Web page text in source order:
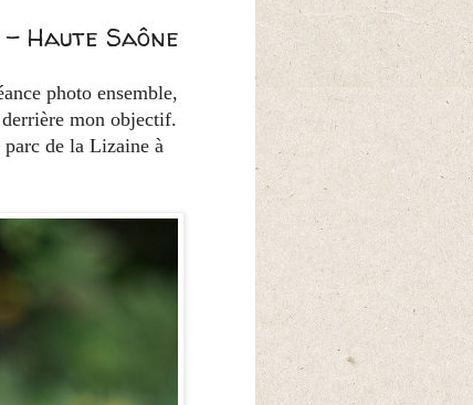
Haute Saône
photo ensemble,
mon objectif.
de la Lizaine à